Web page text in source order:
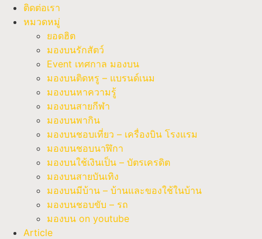
ติดต่อเรา
หมวดหมู่
ยอดฮิต
มองบนรักสัตว์
Event เทศกาล มองบน
มองบนติดหรู – แบรนด์เนม
มองบนหาความรู้
มองบนสายกีฬา
มองบนพากิน
มองบนชอบเที่ยว – เครื่องบิน โรงแรม
มองบนชอบนาฬิกา
มองบนใช้เงินเป็น – บัตรเครดิต
มองบนสายบันเทิง
มองบนมีบ้าน – บ้านและของใช้ในบ้าน
มองบนชอบขับ – รถ
มองบน on youtube
Article